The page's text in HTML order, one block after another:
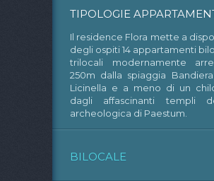
TIPOLOGIE
Il residence Flora mette a
degli ospiti 14 appartamenti
trilocali modernamente
250m dalla spiaggia
Licinella e a meno di un
dagli affascinanti templi
archeologica di Paestum.
BILOCALE